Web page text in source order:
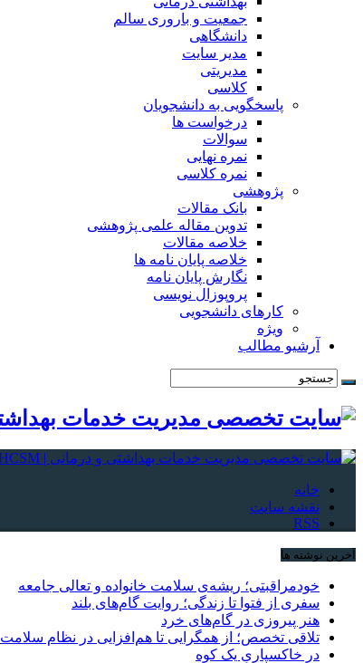
جمعیت و باروری سالم
دانشگاهی
مدیر سایت
مدیریتی
کلاسی
پاسخگویی به دانشجویان
درخواست ها
سوالات
نمره نهایی
نمره کلاسی
پژوهشی
بانک مقالات
تدوین مقاله علمی پژوهشی
خلاصه مقالات
خلاصه پایان نامه ها
نگارش پایان نامه
پروپوزال نویسی
کارهای دانشجویی
ویژه
آرشیو مطالب
خانه
نقشه سایت
RSS
آخرین نوشته ها
خودمراقبتی؛ ریشه‌ی سلامت خانواده و تعالی جامعه
سفری از فتوا تا زندگی؛ روایت گام‌های بلند
هنر پیروزی در گام‌های خرد
تلاقی تخصص؛ از همگرایی تا هم‌افزایی در نظام سلامت
در خاکسپاریِ یک کوه